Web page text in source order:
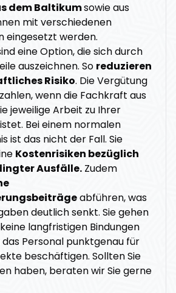
dem Baltikumsowie aus
mit verschiedenen
eingesetzt werden.
eine Option, die sich durch
auszeichnen. So reduzieren
Risiko. Die Vergütung
wenn die Fachkraft aus
jeweilige Arbeit zu Ihrer
Bei einem normalen
ist das nicht der Fall. Sie
Kostenrisiken bezüglich
Ausfälle. Zudem
abführen, was
deutlich senkt. Sie gehen
langfristigen Bindungen
das Personal punktgenau für
beschäftigen. Sollten Sie
haben, beraten wir Sie gerne